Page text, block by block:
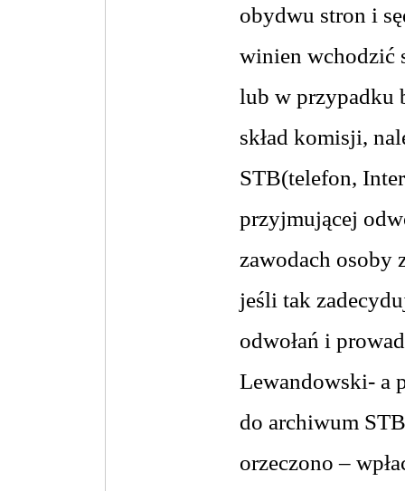
obydwu stron i
winien wchodzić
lub w przypadku
skład komisji,
STB(telefon,
przyjmującej
zawodach osoby
jeśli tak
odwołań i
Lewandowski- a
do archiwum
orzeczono –